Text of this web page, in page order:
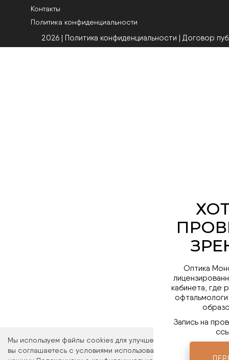
Мы используем файлы cookies для улучшения работы сайта.
вы соглашаетесь с условиями использования файлов cookies.
Контакты
Политика конфиденциальности
2026 | Политика конфиденциальности | Договор
Оптика
кабинета, где
Запись на